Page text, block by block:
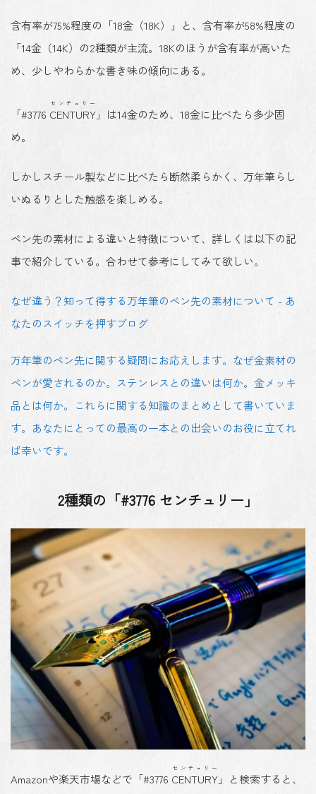
含有率が75%程度の「18金（18K）」と、含有率が58%程度の
「14金（14K）の2種類が主流。18Kのほうが含有率が高いた
め、少しやわらかな書き味の傾向にある。
「#3776 CENTURY
センチュリー
」は14金のため、18金に比べたら多少固
め。
しかしスチール製などに比べたら断然柔らかく、 万年筆らし
いぬるりとした触感を楽しめる。
ペン先の素材による違いと特徴について、詳しくは以下の記
事で紹介している。合わせて参考にしてみて欲しい。
なぜ違う？知って得する万年筆のペン先の素材について - あ
なたのスイッチを押すブログ
万年筆のペン先に関する疑問にお応えします。なぜ金素材の
ペンが愛されるのか。ステンレスとの違いは何か。金メッキ
品とは何か。これらに関する知識のまとめとして書いていま
す。あなたにとっての最高の一本との出会いのお役に立てれ
ば幸いです。
2種類の「#3776 センチュリー」
Amazonや楽天市場などで「#3776 CENTURY
センチュリー
」と検索すると、